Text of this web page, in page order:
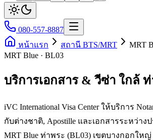
080-557-8887
หน้าแรก
สถานี BTS/MRT
MRT
MRT Blue · BL03
บริการเอกสาร & วีซ่า ใกล้
iVC International Visa Center ให้บริการ
กับต่างชาติ, Apostille และเอกสารระหว่าง
MRT Blue ท่าพระ (BL03) เขตบางกอกให